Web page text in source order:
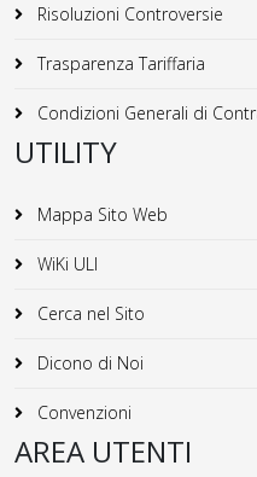
Risoluzioni Controversie
Trasparenza Tariffaria
Condizioni Generali di
UTILITY
Mappa Sito Web
WiKi ULI
Cerca nel Sito
Dicono di Noi
Convenzioni
AREA UTENTI